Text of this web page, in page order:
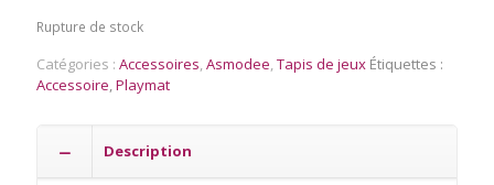
Rupture de stock
Catégories : Accessoires Asmodee Tapis de jeux Étiquettes :
Accessoire Playmat
Description